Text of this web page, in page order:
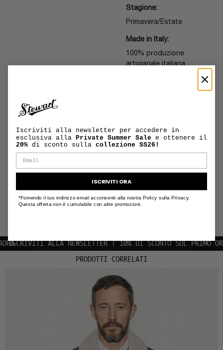
Stagione:
Primavera/Estate
Made in Italy:
100% produzione
artigianale italiana
MANUTENZIONE
E CURA DEL
PRODOTTO
INFORMAZIONI
SU SPEDIZIONI
E RESI
+
ALLA NEWSLETTER | 10% DI SCONTO SUL PRIMO ORDINE
PRODOTTI CORRELATI
Iscriviti alla newsletter per accedere in
esclusiva alla Private Summer Sale e ottenere il
20% di sconto sulla collezione SS26!
ISCRIVITI ORA
*Fornendo il tuo indirizzo email acconsenti alla nostra Policy sulla Privacy.
Questa offerta non è cumulabile con altre promozioni.